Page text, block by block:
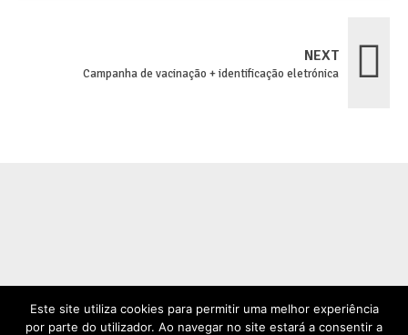
NEXT
Campanha de vacinação + identificação eletrónica
Este site utiliza cookies para permitir uma melhor experiência
por parte do utilizador. Ao navegar no site estará a consentir a